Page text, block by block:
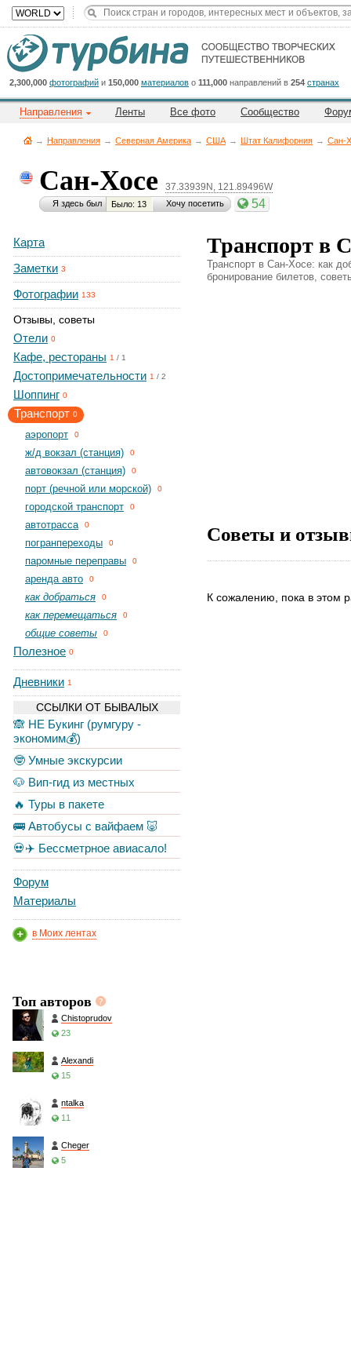
2,300,000 фотографий и 150,000 материалов о 111,000 направлений в 254 странах
Направления Ленты Все фото Сообщество
→ Направления → Северная Америка → CША → Штат Калифорния → Сан-
Сан-Хосе 37.33939N, 121.89496W
Я здесь был Было: 13 Хочу посетить 54
Карта
Заметки 3
Фотографии 133
Отзывы, советы
Отели 0
Кафе, рестораны 1 / 1
Достопримечательности 1 / 2
Шоппинг 0
Транспорт 0
aэропорт 0
ж/д вокзал (станция) 0
автовокзал (станция) 0
порт (речной или морской) 0
городской транспорт 0
автотрасса 0
погранпереходы 0
паромные переправы 0
аренда авто 0
как добраться 0
как перемещаться 0
общие советы 0
Полезное 0
Дневники 1
ССЫЛКИ ОТ БЫВАЛЫХ
🙈 НЕ Букинг (румгуру -
экономим💰)
🤓 Умные экскурсии
🐶 Вип-гид из местных
🔥 Туры в пакете
🚌 Автобусы с вайфаем 🐷
💀✈️ Бессметрное авиасало!
Форум
Материалы
в Моих лентах
Топ авторов
Chistoprudov
23
Alexandi
15
ntalka
11
Cheger
5
Транспорт в
Транспорт в Сан-Хосе: как
бронирование билетов,
Советы и
К сожалению, пока в этом
Cейчас
на
сайте:
Title
Button